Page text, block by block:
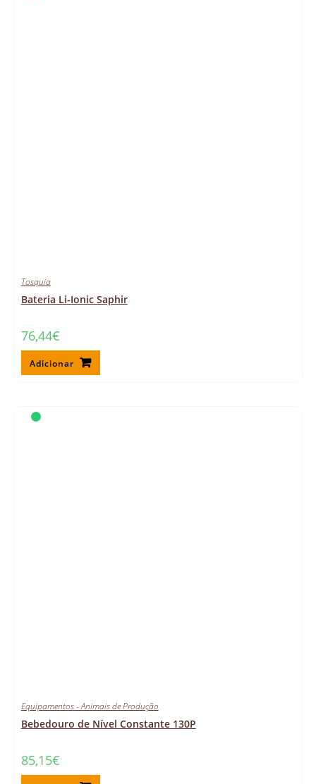
Tosquia
Bateria Li-Ionic Saphir
76,44€
Adicionar
Equipamentos - Animais de Produção
Bebedouro de Nível Constante 130P
85,15€